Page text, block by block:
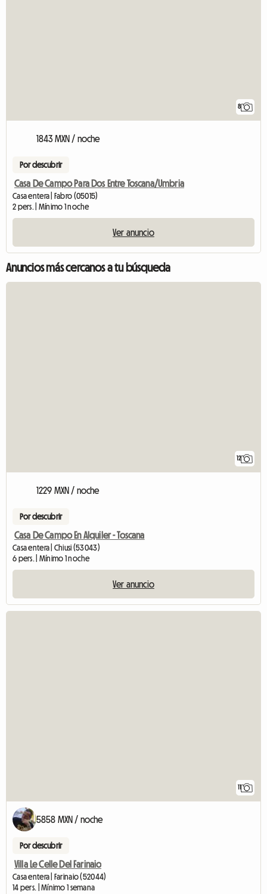
8
1843 MXN / noche
Por descubrir
Casa De Campo Para Dos Entre Toscana/Umbria
Casa entera | Fabro (05015)
2 pers. | Mínimo 1 noche
Ver anuncio
Anuncios más cercanos a tu búsqueda
12
1229 MXN / noche
Por descubrir
Casa De Campo En Alquiler - Toscana
Casa entera | Chiusi (53043)
6 pers. | Mínimo 1 noche
Ver anuncio
11
5858 MXN / noche
Por descubrir
Villa Le Celle Del Farinaio
Casa entera | Farinaio (52044)
14 pers. | Mínimo 1 semana